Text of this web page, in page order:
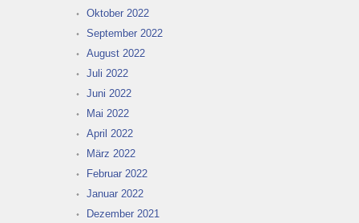
Oktober 2022
September 2022
August 2022
Juli 2022
Juni 2022
Mai 2022
April 2022
März 2022
Februar 2022
Januar 2022
Dezember 2021